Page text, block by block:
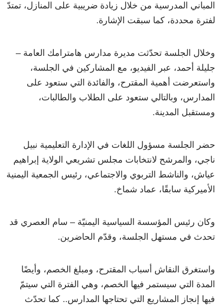
المباني المدرسية من خلال زيادة ضريبية على المنازل، تمتدّ
لفترة محددة، كما سبقت الإشارة.
وخلال الجلسة تحدّثت مديرة مدارس هامترامك العامة –
جليلة أحمد، عبر الفيديو، مع المشاركين في الجلسة،
واستعرضت أهمية المقترح، والفائدة التي ستعود على
المدارس، وبالتالي ستعود على الطلاب والطالبات،
ومستقبل المدينة.
حضر الجلسة مسؤول اللغات في الإدارة التعليمية نبيل
ناجي، والمرشح لانتخابات مجلس تشريعي الولاية إبراهيم
عياش، والناشط التربوي والاجتماعي، رئيس الجمعية اليمنية
الأميركية سابقًا، عماد شماخ.
وكان رئيس المؤسسة السياسية اليمنيّة – سام العصري قد
تحدث في مستهل الجلسة، وقدّم الحاضرين.
واستغرق النقاش أسباب المقترح، ومبلغ الخصم، وأيضًا
المدة التي سيستمر فيها الخصم، وهي الفترة التي سيتمّ
فيها إنجاز المشاريع التي تحتاجها المدارس.. كما تحدّث